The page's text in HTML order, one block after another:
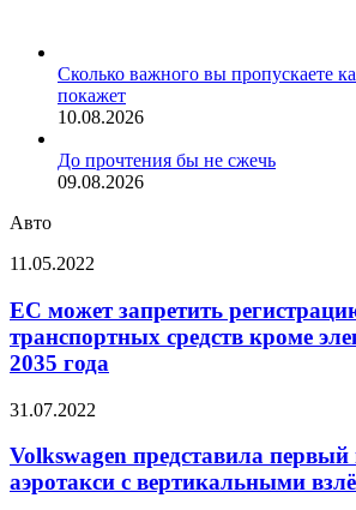
Сколько важного вы пропускаете
покажет
10.08.2026
До прочтения бы не сжечь
09.08.2026
Авто
ЕС
запретить
регистрацию
любых
транспортных
кроме
2035
года
11.05.2022
ЕС может запретить
транспортных средств кроме
2035 года
Volkswagen
первый
аэротакси
31.07.2022
Volkswagen представила первый
аэротакси с вертикальными